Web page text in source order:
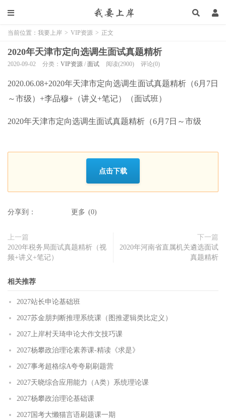
当前位置： 我要上岸 > VIP资源 > 正文
2020年天津市定向选调生面试真题精析
2020-09-02 分类： VIP资源 / 面试 阅读(2900) 评论(0)
2020.06.08+2020年天津市定向选调生面试真题精析（6月7日
～市级）+李品穆+（讲义+笔记）（面试班）
2020年天津市定向选调生面试真题精析（6月7日～市级
点击下载
分享到： 更多 (0)
上一篇
2020年税务局面试真题精析（视
频+讲义+笔记）
下一篇
2020年河南省直属机关遴选面试
真题精析
相关推荐
2027站长申论基础班
2027苏金朋判断推理系统课（图推逻辑类比定义）
2027上岸村天琦申论大作文技巧课
2027杨攀政治理论素养课-精读《求是》
2027事考超格综A夸夸刷刷题营
2027天晓综合应用能力（A类）系统理论课
2027杨攀政治理论基础课
2027国考大懒猫言语刷题课一期